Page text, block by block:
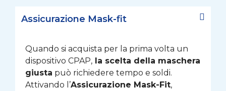
Assicurazione Mask-fit
Quando si acquista per la prima volta un
dispositivo CPAP, la scelta della maschera
giusta può richiedere tempo e soldi.
Attivando l’Assicurazione Mask-Fit,